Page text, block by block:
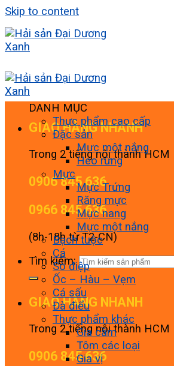
Skip to content
GIAO HÀNG NHANH
Trong 2 tiếng nội thành HCM
0906 845 636
0966 845 636
(8h-18h từ T2-CN)
Tìm kiếm:
GIAO HÀNG NHANH
Trong 2 tiếng nội thành HCM
0906 845 636
DANH MỤC
Thực phẩm cao cấp
Đặc sản
Mực một nắng
Heo rừng
Mực
Mực Trứng
Răng mực
Mực nang
Mực một nắng
Bạch tuộc
Cá
Sò điệp
Ốc – Hàu – Vẹm
Cá sấu
Đà điểu
Thực phẩm khác
Gia cầm
Tôm các loại
Gia vị